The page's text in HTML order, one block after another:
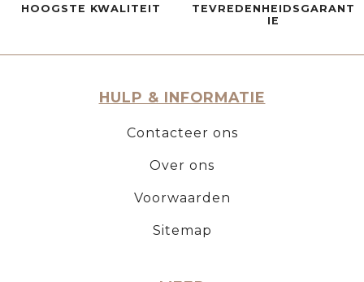
HOOGSTE KWALITEIT
TEVREDENHEIDSGARANT
IE
HULP & INFORMATIE
Contacteer ons
Over ons
Voorwaarden
Sitemap